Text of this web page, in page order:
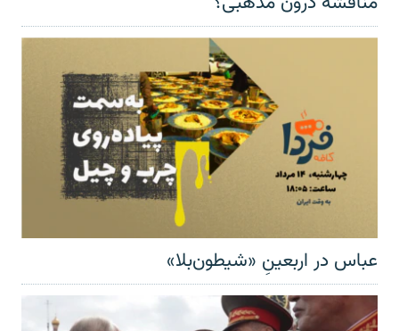
عباس در اربعینِ «شیطون‌بلا»